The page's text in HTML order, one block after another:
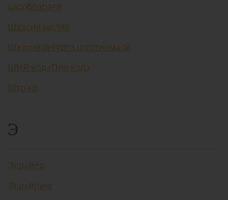
ҳисобварағи
Шахсий молия
Шахсий суғурта шартномаси
ШИР-код (Пин-код)
Штраф
Э
Эквайер
Эквайринг